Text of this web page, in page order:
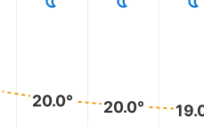
20.0° 20.0°